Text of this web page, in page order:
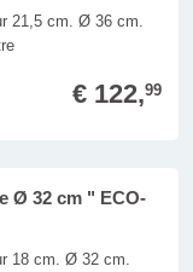
21,5 cm. Ø 36 cm.
€ 122,99
Ø 32 cm " ECO-
18 cm. Ø 32 cm.